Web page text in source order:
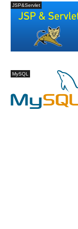
JSP&Servlet
MySQL